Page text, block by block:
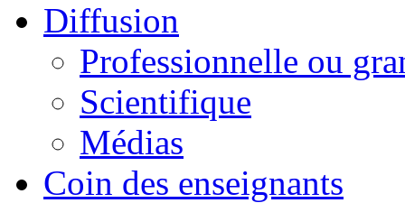
Diffusion
Professionnelle ou
Scientifique
Médias
Coin des enseignants